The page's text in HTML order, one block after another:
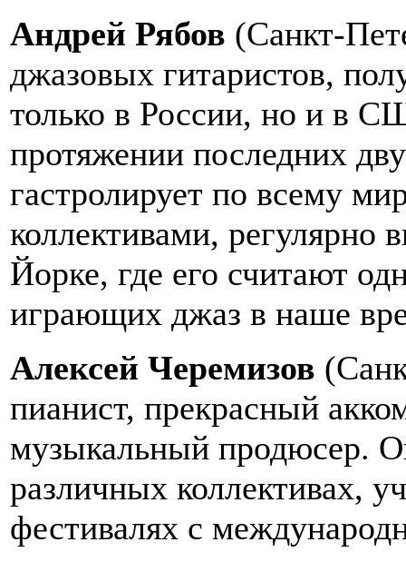
Андрей Рябов (Санкт-
джазовых гитаристов,
только в России, но и в
протяжении последних
гастролирует по всему
коллективами, регулярно
Йорке, где его считают
играющих джаз в наше
Алексей Черемизов
пианист, прекрасный
музыкальный продюсер.
различных коллективах,
фестивалях с